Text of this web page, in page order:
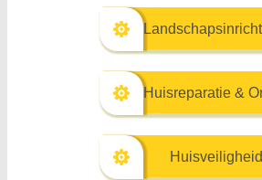
Huisveiligheid